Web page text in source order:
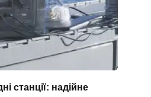
станції: надійне